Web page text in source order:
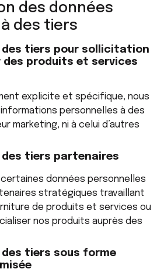
des données
des tiers
des tiers pour sollicitation
des produits et services
explicite et spécifique, nous
personnelles à des
marketing, ni à celui d’autres
tiers partenaires
données personnelles
stratégiques travaillant
de produits et services ou
nos produits auprès des
tiers sous forme